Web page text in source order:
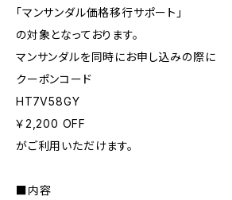
「マンサンダル価格移行サポート」
の対象となっております。
マンサンダルを同時にお申し込みの際に
クーポンコード
HT7V58GY
￥2,200 OFF
がご利用いただけます。
■内容